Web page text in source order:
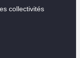
collectivités